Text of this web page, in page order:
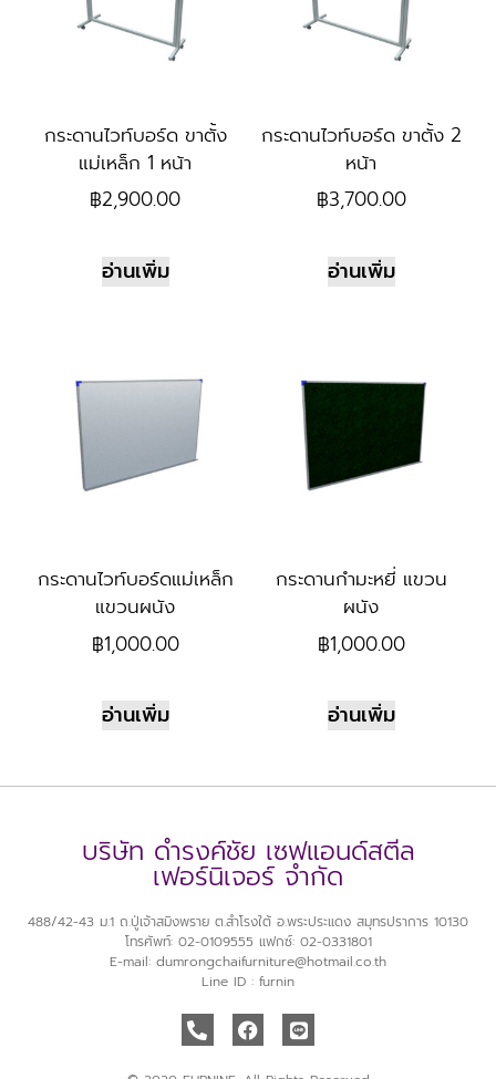
กระดานไวท์บอร์ด ขาตั้ง
แม่เหล็ก 1 หน้า
฿2,900.00
อ่านเพิ่ม
กระดานไวท์บอร์ด ขาตั้ง 2
หน้า
฿3,700.00
อ่านเพิ่ม
กระดานไวท์บอร์ดแม่เหล็ก
แขวนผนัง
฿1,000.00
อ่านเพิ่ม
กระดานกำมะหยี่ แขวน
ผนัง
฿1,000.00
อ่านเพิ่ม
บริษัท ดำรงค์ชัย เซฟแอนด์สตีล
เฟอร์นิเจอร์ จำกัด
488/42-43 ม.1 ถ.ปู่เจ้าสมิงพราย ต.สำโรงใต้ อ.พระประแดง สมุทรปราการ 10130
โทรศัพท์: 02-0109555 แฟกซ์: 02-0331801
E-mail: dumrongchaifurniture@hotmail.co.th
Line ID : furnin